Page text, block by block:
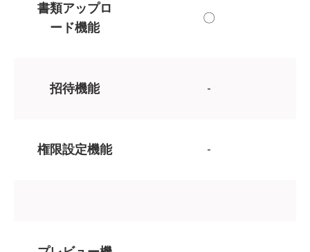
書類アップロ
ード機能
〇
招待機能 -
権限設定機能 -